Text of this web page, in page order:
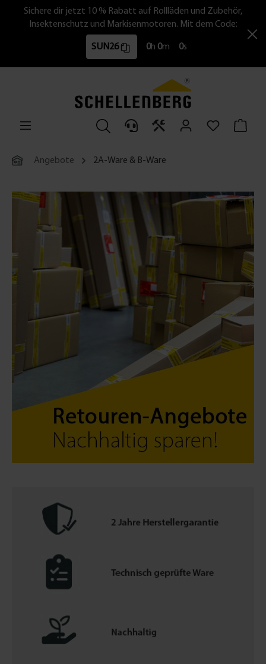
Sichere dir jetzt 10 % Rabatt auf Rollläden und Zubehör,
Insektenschutz und Markisenmotoren. Mit dem Code:
SUN26 0h 0m 0s
Angebote 2A-Ware & B-Ware